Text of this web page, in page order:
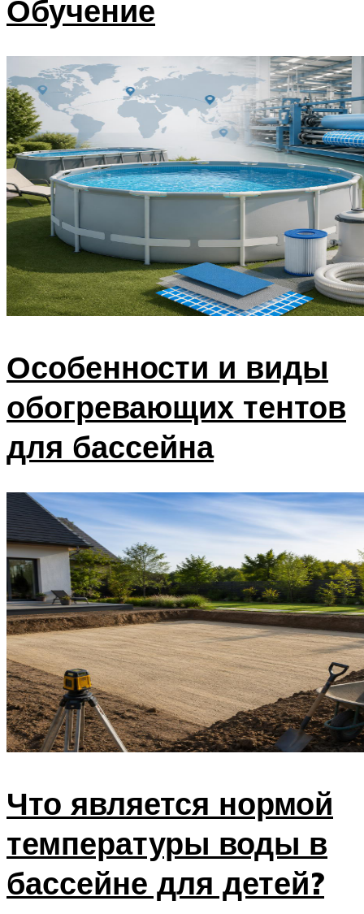
Обучение
Особенности и виды
обогревающих тентов
для бассейна
Что является нормой
температуры воды в
бассейне для детей?